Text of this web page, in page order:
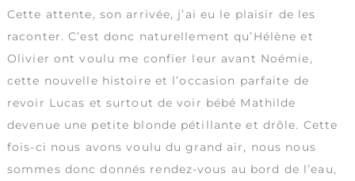
Cette attente, son arrivée, j’ai eu le plaisir de les
raconter. C’est donc naturellement qu’Hélène et
Olivier ont voulu me confier leur avant Noémie,
cette nouvelle histoire et l’occasion parfaite de
revoir Lucas et surtout de voir bébé Mathilde
devenue une petite blonde pétillante et drôle. Cette
fois-ci nous avons voulu du grand air, nous nous
sommes donc donnés rendez-vous au bord de l’eau,